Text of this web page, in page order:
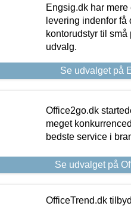
Engsig.dk har
levering indenfor
kontorudstyr til
udvalg.
Se udvalget på
Office2go.dk
meget
bedste service i
Se udvalget på
OfficeTrend.dk